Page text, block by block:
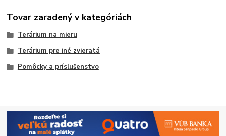
Tovar zaradený v kategóriách
Terárium na mieru
Terárium pre iné zvieratá
Pomôcky a príslušenstvo